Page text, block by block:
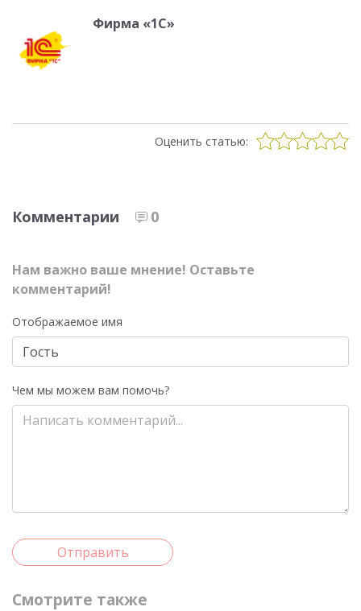
Фирма «1С»
Оценить статью:
Комментарии 0
Нам важно ваше мнение! Оставьте
комментарий!
Отображаемое имя
Чем мы можем вам помочь?
Отправить
Смотрите также